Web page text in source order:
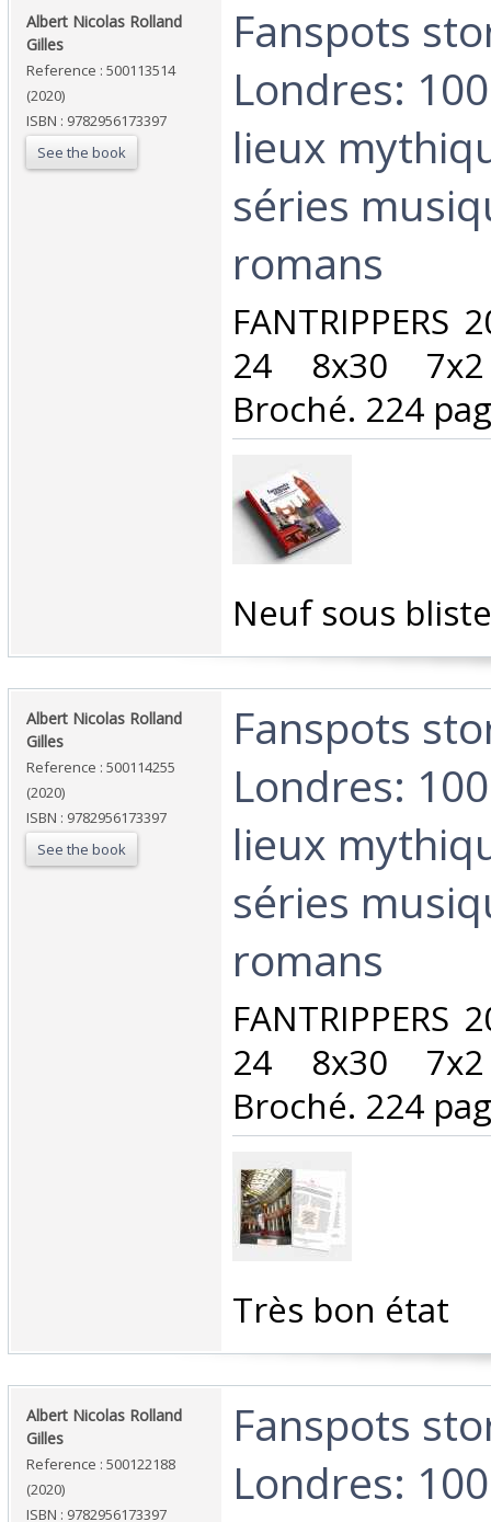
‎Albert Nicolas Rolland
Gilles‎
Reference : 500113514
(2020)
ISBN : 9782956173397
See the book
‎Fanspots
Londres:
lieux
séries
romans‎
‎FANTRIPPERS
24 8x30
Broché. 224
‎Neuf sous
‎Albert Nicolas Rolland
Gilles‎
Reference : 500114255
(2020)
ISBN : 9782956173397
See the book
‎Fanspots
Londres:
lieux
séries
romans‎
‎FANTRIPPERS
24 8x30
Broché. 224
‎Très bon état‎
‎Albert Nicolas Rolland
Gilles‎
Reference : 500122188
(2020)
ISBN : 9782956173397
‎Fanspots
Londres: